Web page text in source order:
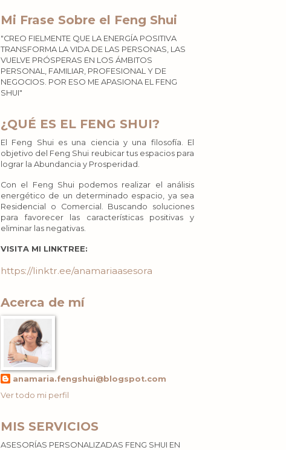
Mi Frase Sobre el Feng Shui
"CREO FIELMENTE QUE LA ENERGÍA POSITIVA
TRANSFORMA LA VIDA DE LAS PERSONAS, LAS
VUELVE PRÓSPERAS EN LOS ÁMBITOS
PERSONAL, FAMILIAR, PROFESIONAL Y DE
NEGOCIOS. POR ESO ME APASIONA EL FENG
SHUI"
¿QUÉ ES EL FENG SHUI?
El Feng Shui es una ciencia y una filosofía. El
objetivo del Feng Shui reubicar tus espacios para
lograr la Abundancia y Prosperidad.
Con el Feng Shui podemos realizar el análisis
energético de un determinado espacio, ya sea
Residencial o Comercial. Buscando soluciones
para favorecer las características positivas y
eliminar las negativas.
VISITA MI LINKTREE:
https://linktr.ee/anamariaasesora
Acerca de mí
anamaria.fengshui@blogspot.com
Ver todo mi perfil
MIS SERVICIOS
ASESORÍAS PERSONALIZADAS FENG SHUI EN